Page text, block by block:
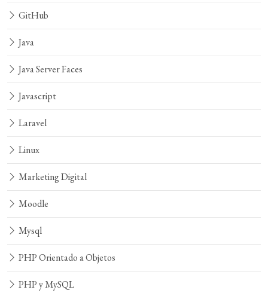
GitHub
Java
Java Server Faces
Javascript
Laravel
Linux
Marketing Digital
Moodle
Mysql
PHP Orientado a Objetos
PHP y MySQL